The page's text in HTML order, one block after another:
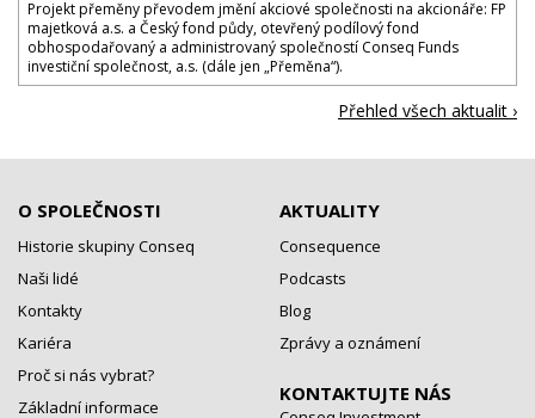
Projekt přeměny převodem jmění akciové společnosti na akcionáře: FP
majetková a.s. a Český fond půdy, otevřený podílový fond
obhospodařovaný a administrovaný společností Conseq Funds
investiční společnost, a.s. (dále jen „Přeměna“).
Přehled všech aktualit ›
O SPOLEČNOSTI
Historie skupiny Conseq
Naši lidé
Kontakty
Kariéra
Proč si nás vybrat?
Základní informace
AKTUALITY
Consequence
Podcasts
Blog
Zprávy a oznámení
KONTAKTUJTE NÁS